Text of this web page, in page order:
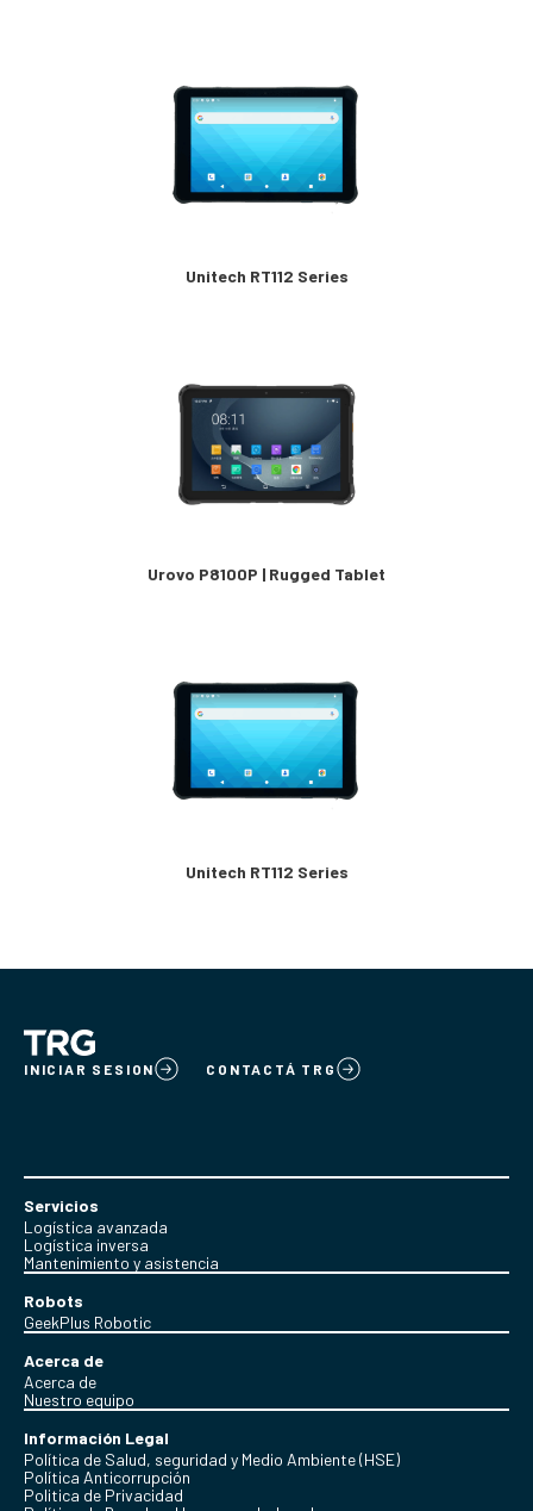
Unitech RT112 Series
Urovo P8100P | Rugged Tablet
Unitech RT112 Series
INICIAR SESION CONTACTÁ TRG
Servicios
Logística avanzada
Logística inversa
Mantenimiento y asistencia
Robots
GeekPlus Robotic
Acerca de
Acerca de
Nuestro equipo
Información Legal
Política de Salud, seguridad y Medio Ambiente (HSE)
Política Anticorrupción
Politica de Privacidad